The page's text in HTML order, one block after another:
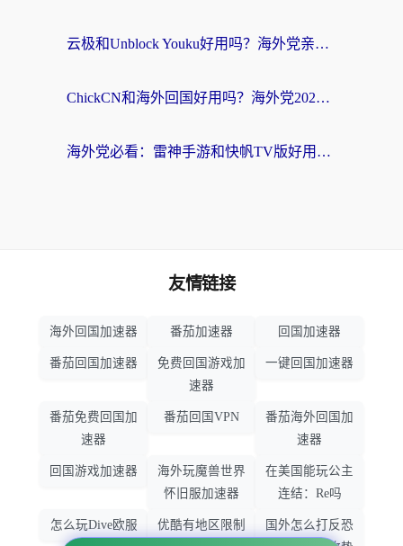
云极和Unblock Youku好用吗？海外党亲测+2026回国加速器避坑指南
ChickCN和海外回国好用吗？海外党2026亲测：从手游到影音，选对加速器的3个关键
海外党必看：雷神手游和快帆TV版好用吗？3步选对回国加速器不踩坑
友情链接
海外回国加速器 番茄加速器 回国加速器
番茄回国加速器
免费回国游戏加
速器
一键回国加速器
番茄免费回国加
速器
番茄回国VPN
番茄海外回国加
速器
回国游戏加速器
海外玩魔兽世界
怀旧服加速器
在美国能玩公主
连结：Re吗
怎么玩Dive欧服
优酷有地区限制
国外怎么打反恐